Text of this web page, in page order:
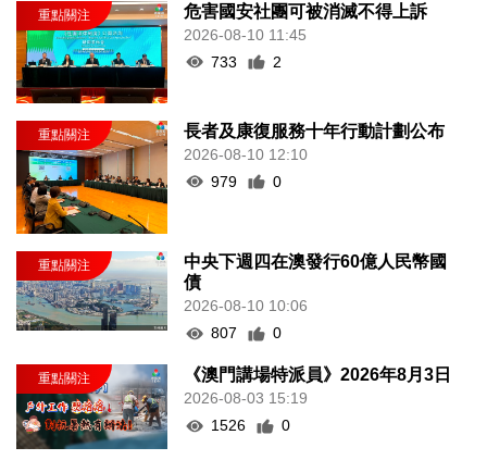
危害國安社團可被消滅不得上訴
2026-08-10 11:45
733
2
長者及康復服務十年行動計劃公布
2026-08-10 12:10
979
0
中央下週四在澳發行60億人民幣國
債
2026-08-10 10:06
807
0
《澳門講場特派員》2026年8月3日
2026-08-03 15:19
1526
0